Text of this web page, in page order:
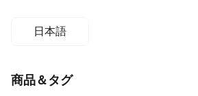
日本語
商品＆タグ